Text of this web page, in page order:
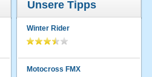
Unsere Tipps
Winter Rider
Motocross FMX